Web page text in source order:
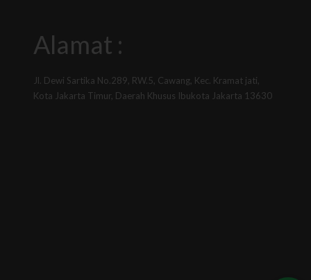
Alamat :
Jl. Dewi Sartika No.289, RW.5, Cawang, Kec. Kramat jati,
Kota Jakarta Timur, Daerah Khusus Ibukota Jakarta 13630